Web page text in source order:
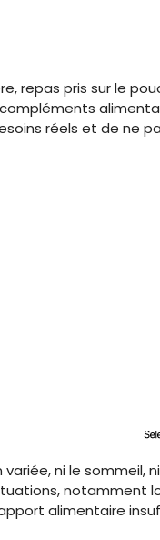
repas pris sur le
réels et de ne
ni le sommeil,
notamment
alimentaire